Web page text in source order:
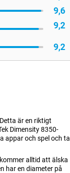
9,6
9,2
9,2
är en riktigt
Dimensity 8350-
appar och spel och ta
alltid att älska
har en diameter på